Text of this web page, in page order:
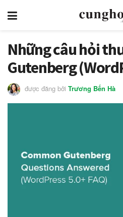
Những câu hỏi
Gutenberg
được đăng bởi Trương Bến Hà